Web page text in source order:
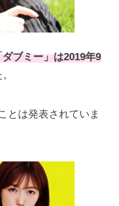
ブミー」は2019年9
とは発表されていま